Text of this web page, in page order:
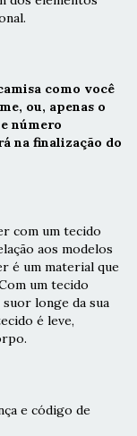
como você
ou, apenas o
número
na finalização do
com um tecido
aos modelos
é um material que
um tecido
longe da sua
é leve,
e código de